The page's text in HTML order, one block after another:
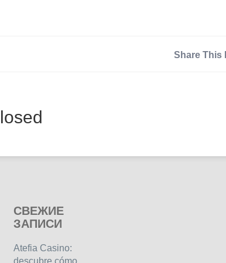
Share This
СВЕЖИЕ
ЗАПИСИ
Atefia Casino:
descubre cómo